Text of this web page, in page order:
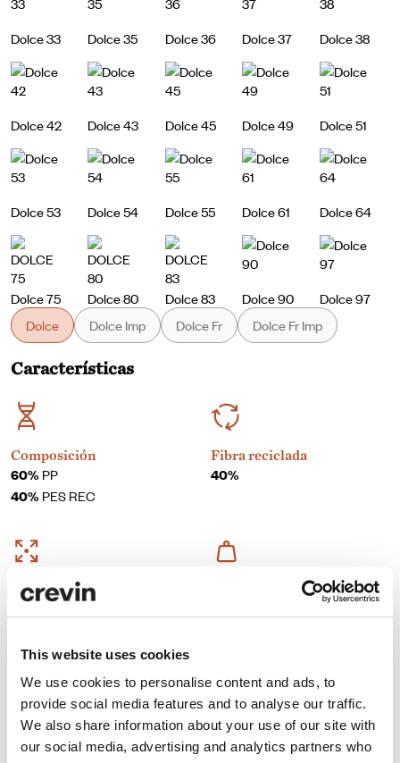
This website uses cookies
We use cookies to personalise content and ads, to
provide social media features and to analyse our traffic.
We also share information about your use of our site with
our social media, advertising and analytics partners who
Dolce 33 Dolce 35 Dolce 36 Dolce 37 Dolce 38
Dolce 42 Dolce 43 Dolce 45 Dolce 49 Dolce 51
Dolce 53 Dolce 54 Dolce 55 Dolce 61 Dolce 64
Dolce 75 Dolce 80 Dolce 83 Dolce 90 Dolce 97
Dolce Dolce Imp Dolce Fr Dolce Fr Imp
Características
Composición
60%PP
40%PES REC
Fibra reciclada
40%
Ancho
Certificados